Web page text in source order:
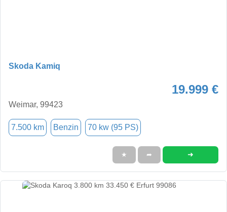
Skoda Kamiq
19.999 €
Weimar, 99423
7.500 km Benzin 70 kw (95 PS)
★ ➦ ➜